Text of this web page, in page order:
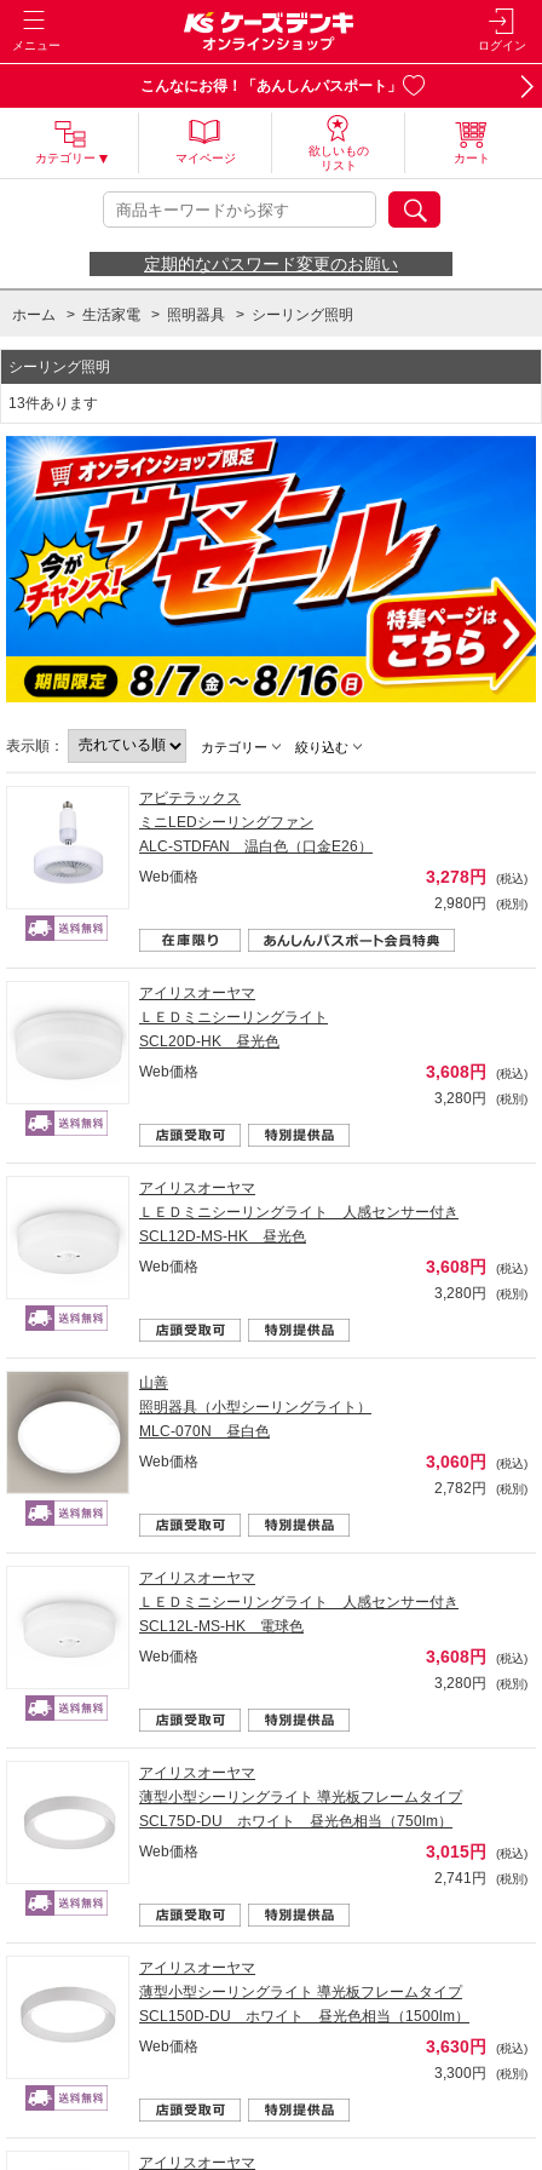
メニュー ログイン
こんなにお得！「あんしんパスポート」
カテゴリー マイページ
欲しいもの
リスト
カート
定期的なパスワード変更のお願い
ホーム > 生活家電 > 照明器具 > シーリング照明
シーリング照明
13件あります
表示順： カテゴリー 絞り込む
アビテラックス
ミニLEDシーリングファン
ALC-STDFAN 温白色（口金E26）
Web価格
3,278円 (税込)
2,980円 (税別)
アイリスオーヤマ
ＬＥＤミニシーリングライト
SCL20D-HK 昼光色
Web価格
3,608円 (税込)
3,280円 (税別)
アイリスオーヤマ
ＬＥＤミニシーリングライト 人感センサー付き
SCL12D-MS-HK 昼光色
Web価格
3,608円 (税込)
3,280円 (税別)
山善
照明器具（小型シーリングライト）
MLC-070N 昼白色
Web価格
3,060円 (税込)
2,782円 (税別)
アイリスオーヤマ
ＬＥＤミニシーリングライト 人感センサー付き
SCL12L-MS-HK 電球色
Web価格
3,608円 (税込)
3,280円 (税別)
アイリスオーヤマ
薄型小型シーリングライト 導光板フレームタイプ
SCL75D-DU ホワイト 昼光色相当（750lm）
Web価格
3,015円 (税込)
2,741円 (税別)
アイリスオーヤマ
薄型小型シーリングライト 導光板フレームタイプ
SCL150D-DU ホワイト 昼光色相当（1500lm）
Web価格
3,630円 (税込)
3,300円 (税別)
アイリスオーヤマ